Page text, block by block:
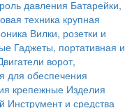
давления Батарейки,
техника крупная
Вилки, розетки и
Гаджеты, портативная и
ворот,
для обеспечения
крепежные Изделия
Инструмент и средства